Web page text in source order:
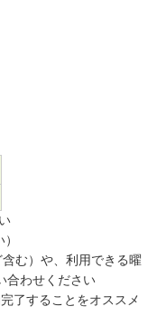
む）や、利用できる曜
合わせください
了することをオススメ